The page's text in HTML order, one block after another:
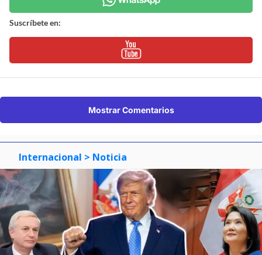
Suscríbete en:
Mostrar Comentarios
Internacional > Noticia